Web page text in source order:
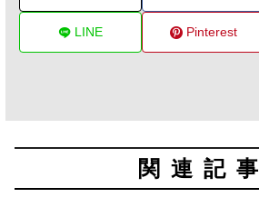
LINE Pinterest
関連記事